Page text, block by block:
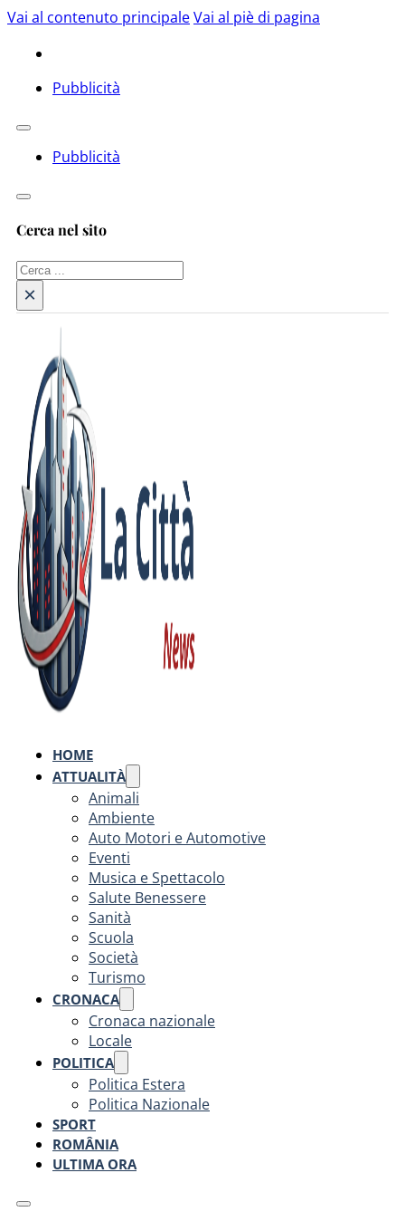
Vai al contenuto principaleVai al piè di pagina
Pubblicità
Pubblicità
Cerca nel sito
Cerca
×
HOME
ATTUALITÀ
Animali
Ambiente
Auto Motori e Automotive
Eventi
Musica e Spettacolo
Salute Benessere
Sanità
Scuola
Società
Turismo
CRONACA
Cronaca nazionale
Locale
POLITICA
Politica Estera
Politica Nazionale
SPORT
ROMÂNIA
ULTIMA ORA